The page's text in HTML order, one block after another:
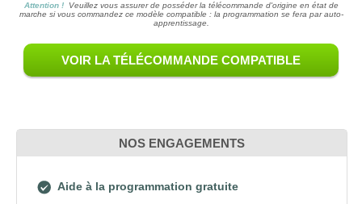
Attention !Veuillez vous assurer de posséder la télécommande d'origine en état de
marche si vous commandez ce modèle compatible : la programmation se fera par auto-
apprentissage.
VOIR LA TÉLÉCOMMANDE COMPATIBLE
NOS ENGAGEMENTS
Aide à la programmation gratuite